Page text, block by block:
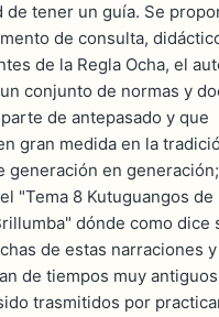
de tener un guía. Se
de consulta,
de la Regla Ocha, el
conjunto de normas y
de antepasado y que
gran medida en la
generación en
"Tema 8 Kutuguangos de
dónde como dice
de estas narraciones y
de tiempos muy
trasmitidos por